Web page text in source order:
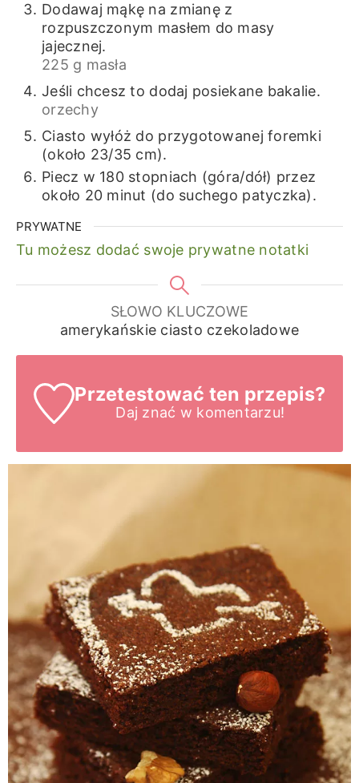
Dodawaj mąkę na zmianę z
rozpuszczonym masłem do masy
jajecznej.
225 g masła
Jeśli chcesz to dodaj posiekane bakalie.
orzechy
Ciasto wyłóż do przygotowanej foremki
(około 23/35 cm).
Piecz w 180 stopniach (góra/dół) przez
około 20 minut (do suchego patyczka).
PRYWATNE
Tu możesz dodać swoje prywatne notatki
SŁOWO KLUCZOWE
amerykańskie ciasto czekoladowe
Przetestować ten przepis?
Daj znać w komentarzu!